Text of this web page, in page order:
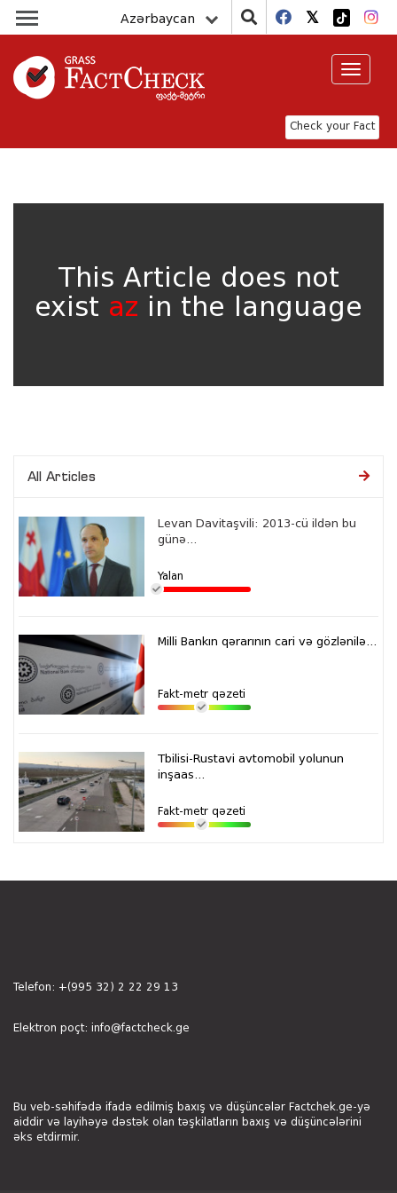
Azərbaycan
Check your Fact
Toggle
This Article does not
exist az in the language
All Articles
Levan Davitaşvili: 2013-cü ildən bu
günə...
Yalan
Milli Bankın qərarının cari və gözlənilə...
Fakt-metr qəzeti
Tbilisi-Rustavi avtomobil yolunun
inşaas...
Fakt-metr qəzeti
Telefon: +(995 32) 2 22 29 13
Elektron poçt: info@factcheck.ge
Bu veb-səhifədə ifadə edilmiş baxış və düşüncələr Factchek.ge-yə
aiddir və layihəyə dəstək olan təşkilatların baxış və düşüncələrini
əks etdirmir.